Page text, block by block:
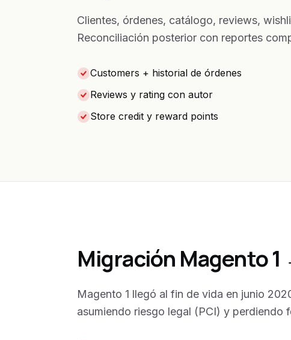
Clientes, órdenes, catálogo, reviews,
Reconciliación posterior con reportes
Customers + historial de órdenes
Reviews y rating con autor
Store credit y reward points
Migración Magento
Magento 1 llegó al fin de vida en junio
asumiendo riesgo legal (PCI) y perdiendo